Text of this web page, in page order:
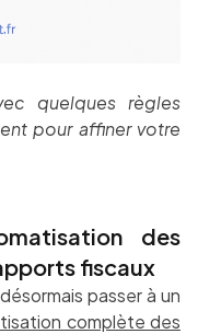
quelques règles
pour affiner votre
des
fiscaux
passer à un
complète des